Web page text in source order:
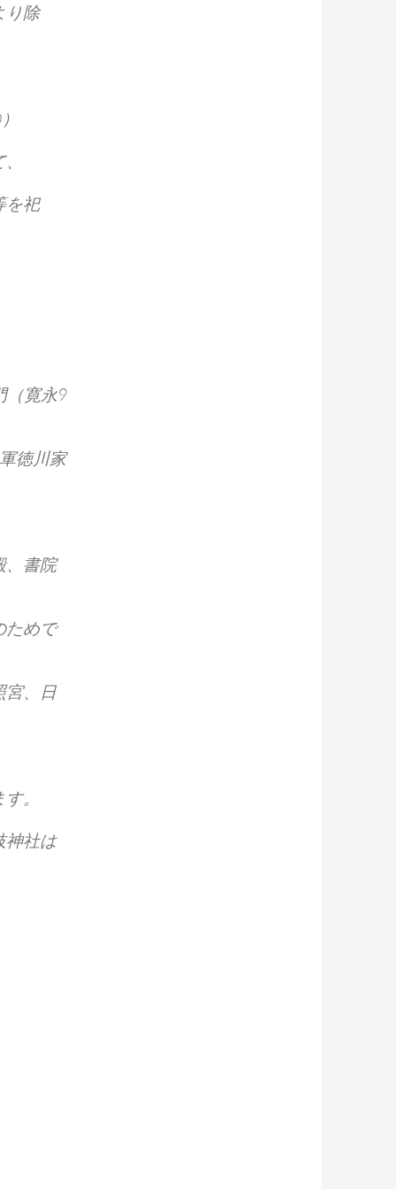
り除
を祀
（寛永9
徳川家
、書院
ためで
宮、日
。
神社は